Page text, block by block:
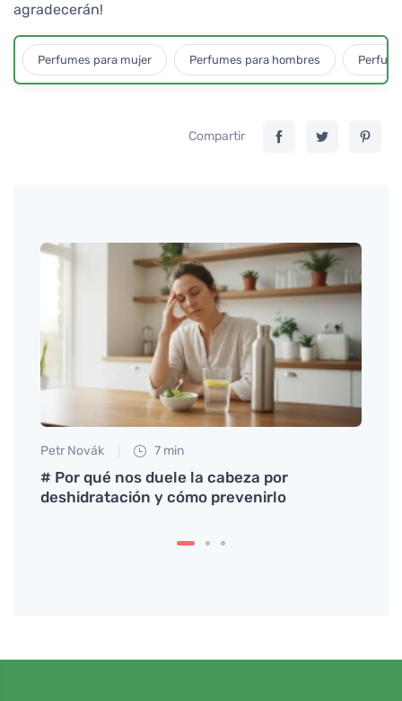
agradecerán!
Perfumes para mujer Perfumes para hombres
Compartir
Petr Novák 7 min
# Por qué nos duele la cabeza por
deshidratación y cómo prevenirlo